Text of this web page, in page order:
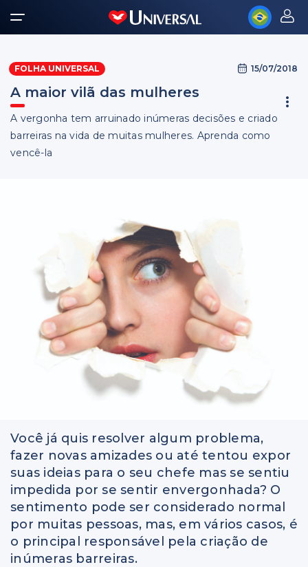
FOLHA UNIVERSAL 15/07/2018
A maior vilã das mulheres
A vergonha tem arruinado inúmeras decisões e criado
barreiras na vida de muitas mulheres. Aprenda como
vencê-la
Você já quis resolver algum problema,
fazer novas amizades ou até tentou expor
suas ideias para o seu chefe mas se sentiu
impedida por se sentir envergonhada? O
sentimento pode ser considerado normal
por muitas pessoas, mas, em vários casos, é
o principal responsável pela criação de
inúmeras barreiras.